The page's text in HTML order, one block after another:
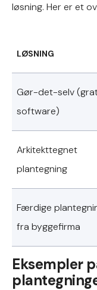
løsning. Her er et
LØSNING
Gør-det-selv
software)
Arkitekttegnet
plantegning
Færdige
fra byggefirma
Eksempler